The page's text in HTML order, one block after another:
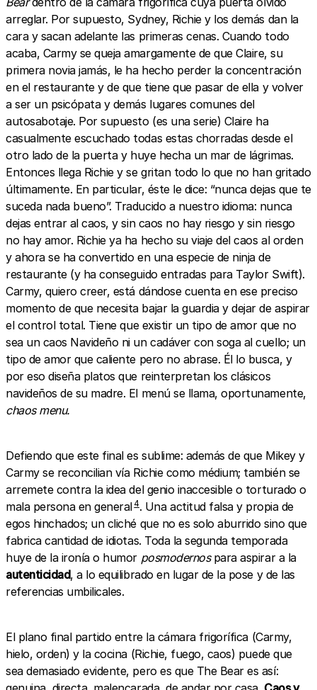
arreglar. Por supuesto, Sydney, Richie y los demás dan la
cara y sacan adelante las primeras cenas. Cuando todo
acaba, Carmy se queja amargamente de que Claire, su
primera novia jamás, le ha hecho perder la concentración
en el restaurante y de que tiene que pasar de ella y volver
a ser un psicópata y demás lugares comunes del
autosabotaje. Por supuesto (es una serie) Claire ha
casualmente escuchado todas estas chorradas desde el
otro lado de la puerta y huye hecha un mar de lágrimas.
Entonces llega Richie y se gritan todo lo que no han gritado
últimamente. En particular, éste le dice: “nunca dejas que te
suceda nada bueno”. Traducido a nuestro idioma: nunca
dejas entrar al caos, y sin caos no hay riesgo y sin riesgo
no hay amor. Richie ya ha hecho su viaje del caos al orden
y ahora se ha convertido en una especie de ninja de
restaurante (y ha conseguido entradas para Taylor Swift).
Carmy, quiero creer, está dándose cuenta en ese preciso
momento de que necesita bajar la guardia y dejar de aspirar
el control total. Tiene que existir un tipo de amor que no
sea un caos Navideño ni un cadáver con soga al cuello; un
tipo de amor que caliente pero no abrase. Él lo busca, y
por eso diseña platos que reinterpretan los clásicos
navideños de su madre. El menú se llama, oportunamente,
chaos menu.
Defiendo que este final es sublime: además de que Mikey y
Carmy se reconcilian vía Richie como médium; también se
arremete contra la idea del genio inaccesible o torturado o
mala persona en general 4. Una actitud falsa y propia de
egos hinchados; un cliché que no es solo aburrido sino que
fabrica cantidad de idiotas. Toda la segunda temporada
huye de la ironía o humor posmodernospara aspirar a la
autenticidad, a lo equilibrado en lugar de la pose y de las
referencias umbilicales.
El plano final partido entre la cámara frigorífica (Carmy,
hielo, orden) y la cocina (Richie, fuego, caos) puede que
sea demasiado evidente, pero es que The Bear es así: